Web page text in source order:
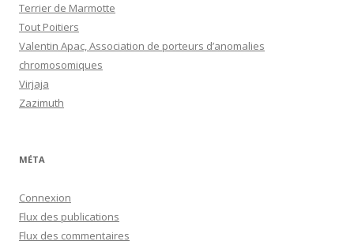
Terrier de Marmotte
Tout Poitiers
Valentin Apac, Association de porteurs d’anomalies
chromosomiques
Virjaja
Zazimuth
MÉTA
Connexion
Flux des publications
Flux des commentaires